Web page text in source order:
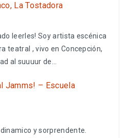
La Tostadora
leerles! Soy artista escénica
teatral , vivo en Concepción,
al suuuur de…
Jamms! – Escuela
y sorprendente.